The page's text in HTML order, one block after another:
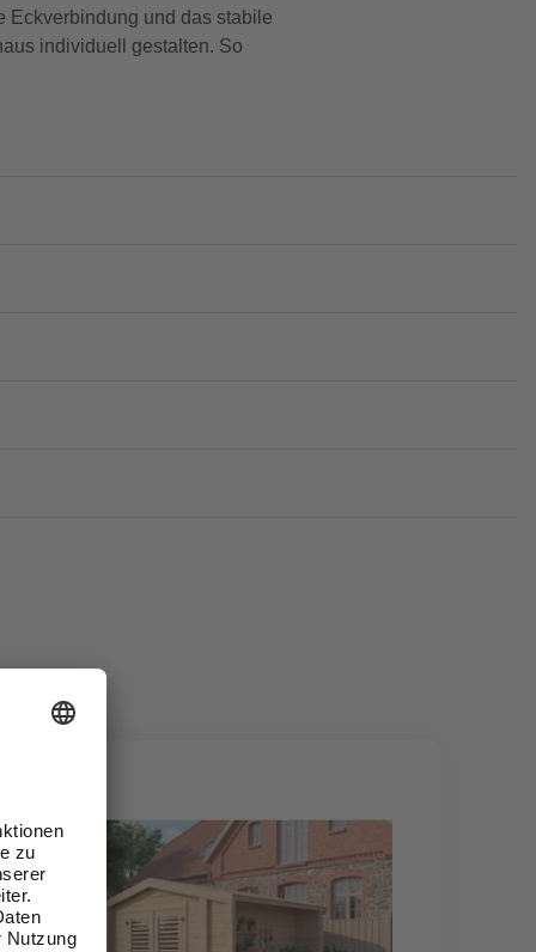
Eckverbindung und das stabile
individuell gestalten. So